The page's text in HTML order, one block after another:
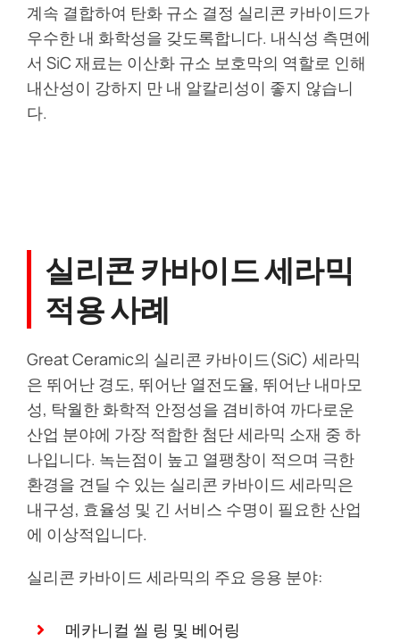
계속 결합하여 탄화 규소 결정 실리콘 카바이드가
우수한 내 화학성을 갖도록합니다. 내식성 측면에
서 SiC 재료는 이산화 규소 보호막의 역할로 인해
내산성이 강하지 만 내 알칼리성이 좋지 않습니
다.
실리콘 카바이드 세라믹
적용 사례
Great Ceramic의 실리콘 카바이드(SiC) 세라믹
은 뛰어난 경도, 뛰어난 열전도율, 뛰어난 내마모
성, 탁월한 화학적 안정성을 겸비하여 까다로운
산업 분야에 가장 적합한 첨단 세라믹 소재 중 하
나입니다. 녹는점이 높고 열팽창이 적으며 극한
환경을 견딜 수 있는 실리콘 카바이드 세라믹은
내구성, 효율성 및 긴 서비스 수명이 필요한 산업
에 이상적입니다.
실리콘 카바이드 세라믹의 주요 응용 분야:
메카니컬 씰 링 및 베어링